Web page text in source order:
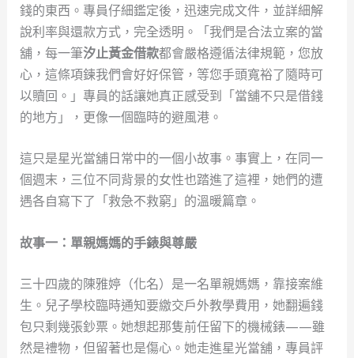
錢的東西。專員仔細鑑定後，迅速完成文件，並詳細解
說利率與還款方式，完全透明。「我們是合法立案的當
舖，每一筆汐止黃金借款都會嚴格遵循法律規範，您放
心，這條項鍊我們會好好保管，等您手頭寬裕了隨時可
以贖回。」專員的話讓她真正感受到「當舖不只是借錢
的地方」，更像一個臨時的避風港。
這只是星光當舖日常中的一個小故事。事實上，在同一
個週末，三位不同背景的女性也踏進了這裡，她們的遭
遇各自寫下了「救急不救窮」的溫暖篇章。
故事一：單親媽媽的手錶與尊嚴
三十四歲的陳雅婷（化名）是一名單親媽媽，靠接案維
生。兒子學校臨時通知要繳交戶外教學費用，她翻遍錢
包只剩幾張鈔票。她想起那隻前任留下的機械錶——雖
然是禮物，但留著也是傷心。她走進星光當舖，專員評